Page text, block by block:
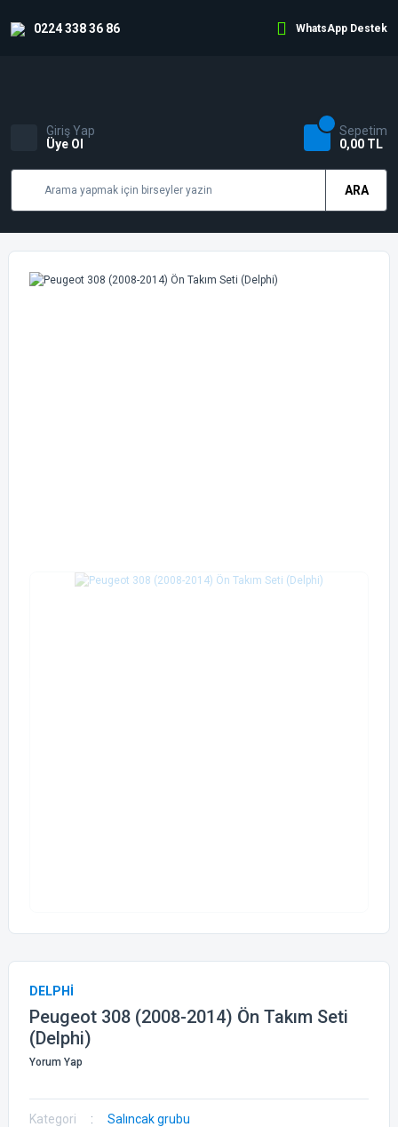
0224 338 36 86 WhatsApp Destek
ARA
Giriş Yap
Üye Ol
Sepetim
0,00 TL
DELPHİ
Peugeot 308 (2008-2014) Ön Takım Seti
(Delphi)
Yorum Yap
Kategori Salıncak grubu